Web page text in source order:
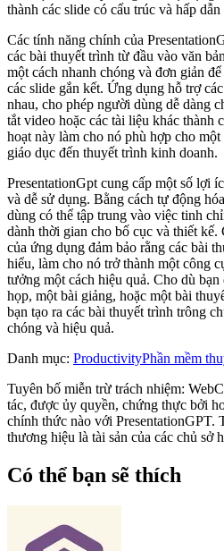
thành các slide có cấu trúc và hấp
Các tính năng chính của
các bài thuyết trình từ đầu vào văn
một cách nhanh chóng và đơn giản
các slide gắn kết. Ứng dụng hỗ trợ
nhau, cho phép người dùng dễ dàng
tắt video hoặc các tài liệu khác thành
hoạt này làm cho nó phù hợp cho
giáo dục đến thuyết trình kinh doanh.
PresentationGpt cung cấp một số lợi
và dễ sử dụng. Bằng cách tự động
dùng có thể tập trung vào việc tinh
dành thời gian cho bố cục và thiết
của ứng dụng đảm bảo rằng các bài
hiểu, làm cho nó trở thành một công
tưởng một cách hiệu quả. Cho dù
họp, một bài giảng, hoặc một bài
bạn tạo ra các bài thuyết trình trông
chóng và hiệu quả.
Danh mục: ProductivityPhần mềm
Tuyên bố miễn trừ trách nhiệm:
tác, được ủy quyền, chứng thực bởi
chính thức nào với PresentationGPT.
thương hiệu là tài sản của các chủ sở
Có thể bạn sẽ thích